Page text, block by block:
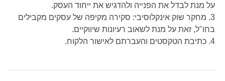
על מנת לבדל את הפנייה ולהדגיש את ייחוד העסק.
3. מחקר שוק אינקלוסיבי: סקירה מקיפה של עסקים מקבילים
בחו"ל, זאת על מנת לשאוב רעיונות שיווקיים.
4. כתיבת הטקסטים והעברתם לאישור הלקוח.